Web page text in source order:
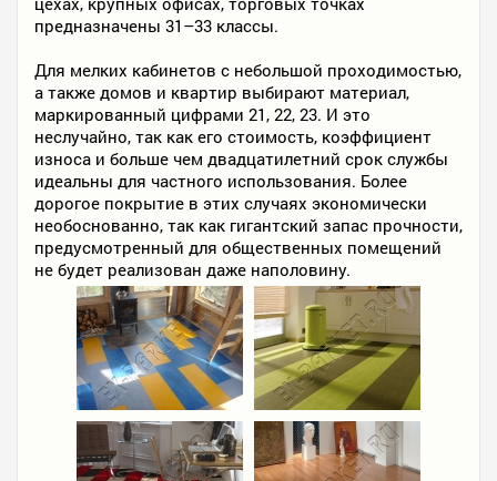
предназначены 31–33 классы.
Для мелких кабинетов с небольшой проходимостью,
а также домов и квартир выбирают материал,
маркированный цифрами 21, 22, 23. И это
неслучайно, так как его стоимость, коэффициент
износа и больше чем двадцатилетний срок службы
идеальны для частного использования. Более
дорогое покрытие в этих случаях экономически
необоснованно, так как гигантский запас прочности,
предусмотренный для общественных помещений
не будет реализован даже наполовину.